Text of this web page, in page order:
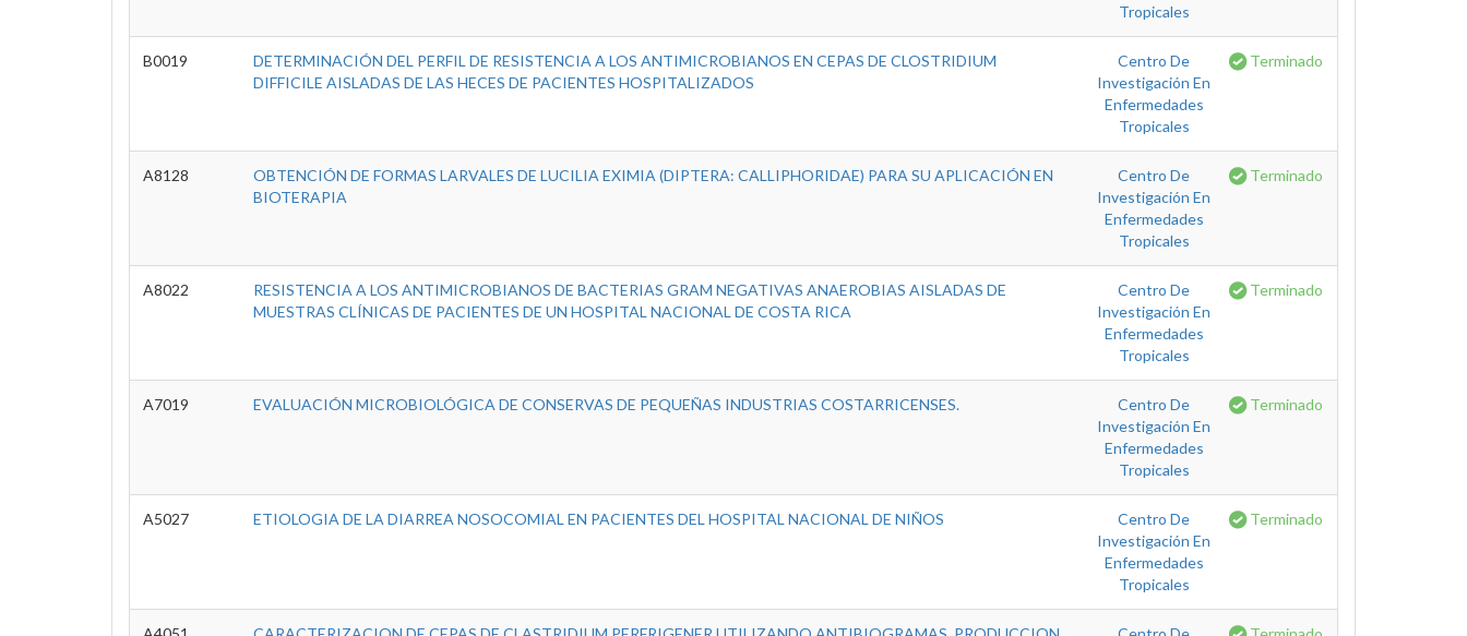
Tropicales
B0019
DETERMINACIÓN DEL PERFIL DE RESISTENCIA A LOS ANTIMICROBIANOS EN CEPAS DE CLOSTRIDIUM
DIFFICILE AISLADAS DE LAS HECES DE PACIENTES HOSPITALIZADOS
Centro De
Investigación En
Enfermedades
Tropicales
Terminado
A8128
OBTENCIÓN DE FORMAS LARVALES DE LUCILIA EXIMIA (DIPTERA: CALLIPHORIDAE) PARA SU APLICACIÓN EN
BIOTERAPIA
Centro De
Investigación En
Enfermedades
Tropicales
Terminado
A8022
RESISTENCIA A LOS ANTIMICROBIANOS DE BACTERIAS GRAM NEGATIVAS ANAEROBIAS AISLADAS DE
MUESTRAS CLÍNICAS DE PACIENTES DE UN HOSPITAL NACIONAL DE COSTA RICA
Centro De
Investigación En
Enfermedades
Tropicales
Terminado
A7019 EVALUACIÓN MICROBIOLÓGICA DE CONSERVAS DE PEQUEÑAS INDUSTRIAS COSTARRICENSES.
Centro De
Investigación En
Enfermedades
Tropicales
Terminado
A5027 ETIOLOGIA DE LA DIARREA NOSOCOMIAL EN PACIENTES DEL HOSPITAL NACIONAL DE NIÑOS
Centro De
Investigación En
Enfermedades
Tropicales
Terminado